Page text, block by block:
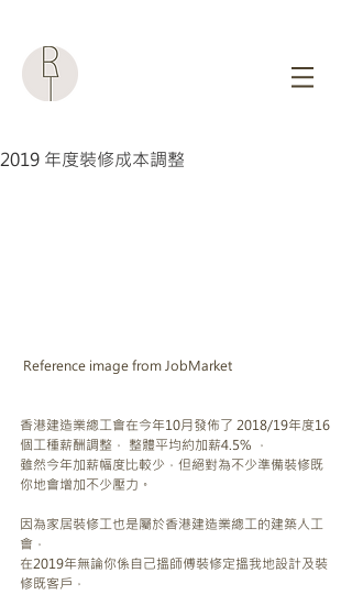
2019 年度裝修成本調整
Reference image from JobMarket
香港建造業總工會在今年10月發佈了 2018/19年度16
個工種薪酬調整， 整體平均約加薪4.5% ，
雖然今年加薪幅度比較少，但絕對為不少準備裝修既
你地會增加不少壓力。
因為家居裝修工也是屬於香港建造業總工的建築人工
會，
在2019年無論你係自己搵師傅裝修定搵我地設計及裝
修既客戶，